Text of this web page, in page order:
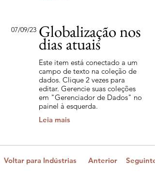
07/09/23 Globalização nos
dias atuais
Este item está conectado a um
campo de texto na coleção de
dados. Clique 2 vezes para
editar. Gerencie suas coleções
em "Gerenciador de Dados" no
painel à esquerda.
Leia mais
Voltar para Indústrias Anterior Seguinte